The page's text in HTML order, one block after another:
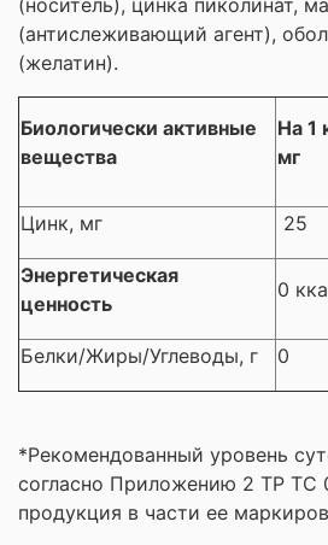
(носитель), цинка пиколинат,
(антислеживающий агент),
(желатин).
Биологически активные
вещества
На 1
мг
Цинк, мг 25
Энергетическая
ценность
0
Белки/Жиры/Углеводы, г 0
*Рекомендованный уровень
согласно Приложению 2 ТР ТС
продукция в части ее